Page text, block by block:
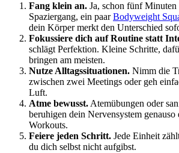
Fang klein an. Ja, schon fünf
Spaziergang, ein paarBodyweight S
dein Körper merkt den Unterschied
Fokussiere dich auf Routine statt
schlägt Perfektion. Kleine Schritte,
bringen am meisten.
Nutze Alltagssituationen. Nimm die
zwischen zwei Meetings oder geh
Luft.
Atme bewusst. Atemübungen oder
beruhigen dein Nervensystem
Workouts.
Feiere jeden Schritt. Jede Einheit
du dich selbst nicht aufgibst.